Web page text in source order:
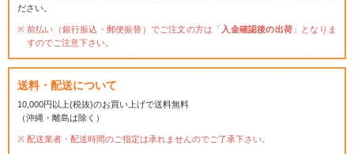
ださい。
前払い（銀行振込・郵便振替）でご注文の方は「 入金確認後の出荷 」となりま
すのでご注意下さい。
送料・配送について
10,000円以上(税抜)のお買い上げで送料無料
（沖縄・離島は除く）
配送業者・配送時間のご指定は承れませんのでご了承下さい。